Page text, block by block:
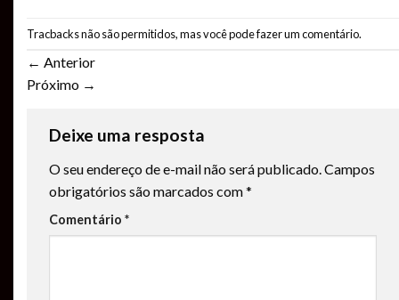
Tracbacks não são permitidos, mas você podefazer um comentário.
← Anterior
Próximo →
Deixe uma resposta
O seu endereço de e-mail não será publicado.Campos
obrigatórios são marcados com*
Comentário *